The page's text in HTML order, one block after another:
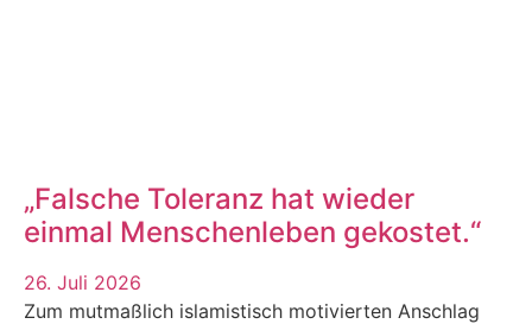
„Falsche Toleranz hat wieder
einmal Menschenleben gekostet.“
26. Juli 2026
Zum mutmaßlich islamistisch motivierten Anschlag